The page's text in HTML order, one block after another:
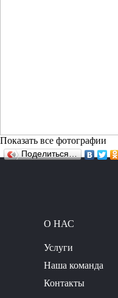
Показать все фотографии
Поделиться…
О НАС
Услуги
Наша команда
Контакты